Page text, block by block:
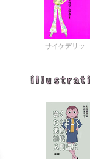
サイケデリッ